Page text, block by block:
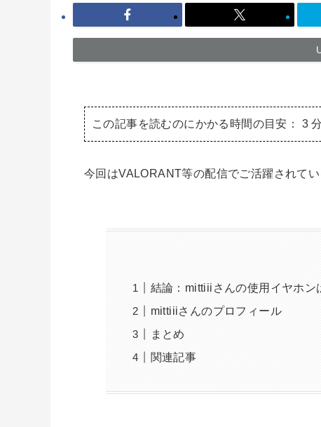
この記事を読むのにかかる時間の目安： 3 分
今回はVALORANT等の配信でご活躍されて
結論：mittiiiさんの使用イヤホ
mittiiiさんのプロフィール
まとめ
関連記事